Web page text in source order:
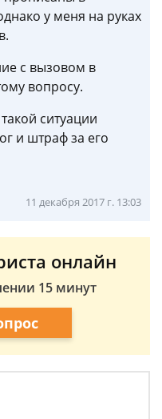
у меня на руках
с вызовом в
вопросу.
ситуации
и штраф за его
11 декабря 2017 г. 13:03
онлайн
15 минут